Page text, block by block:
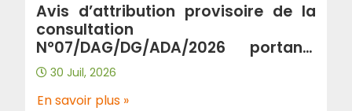
Avis d’attribution provisoire de la
consultation
N°07/DAG/DG/ADA/2026 portant”
Acquisition d’une solution antivirus
/Endpoint protection “
30 Juil, 2026
En savoir plus »